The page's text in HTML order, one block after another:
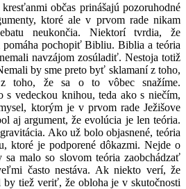
občas prinášajú pozoruhodné
ktoré ale v prvom rade nikam
neukončia. Niektorí tvrdia, že
pochopiť Bibliu. Biblia a teória
navzájom zosúladiť. Nestoja totiž
by sme preto byť sklamaní z toho,
toho, že sa o to vôbec snažíme.
s vedeckou knihou, teda ako s niečím,
ktorým je v prvom rade Ježišove
aj argument, že evolúcia je len teória.
Ako už bolo objasnené, teória
ktoré je podporené dôkazmi. Nejde o
sa malo so slovom teória zaobchádzať
často nestáva. Ak niekto verí, že
by tiež veriť, že obloha je v skutočnosti